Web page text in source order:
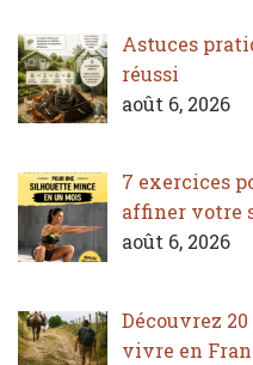
Astuces
réussi
août 6, 2026
7 exercices
affiner votre
août 6, 2026
Découvrez
vivre en